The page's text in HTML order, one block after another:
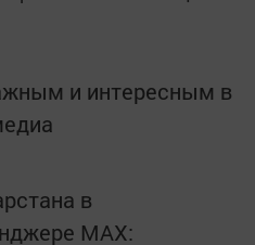
и интересным в
в
MАХ: